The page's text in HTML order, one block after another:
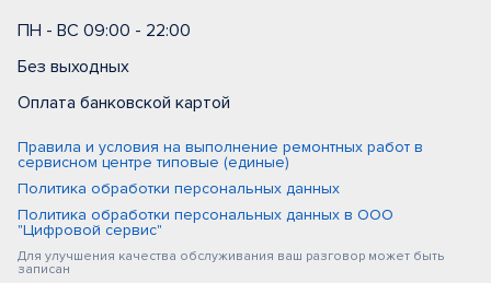
ПН - ВС 09:00 - 22:00
Без выходных
Оплата банковской картой
Правила и условия на выполнение ремонтных работ в
сервисном центре типовые (единые)
Политика обработки персональных данных
Политика обработки персональных данных в ООО
"Цифровой сервис"
Для улучшения качества обслуживания ваш разговор может быть
записан